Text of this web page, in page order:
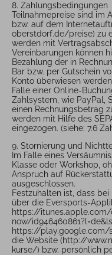
8. Zahlungsbedingungen
Teilnahmepreise sind im
bzw. auf dem
oberstdorf.de/preise) zu
werden mit
Vereinbarungen können
Bezahlung der in
Bar bzw. per Gutschein
Konto überwiesen
Falle einer Online-
Zahlsystem, wie PayPal,
einen Rechnungsbetrag
werden mit Hilfe des
eingezogen. (siehe: 7.6
9. Stornierung und
Im Falle eines
Klasse oder Workshop,
Anspruch auf
ausgeschlossen.
Festzuhalten ist, dass
über die Eversports-
https://
now/
https://play.google.com/
die Website (http://
kurse/) bzw. persönlich